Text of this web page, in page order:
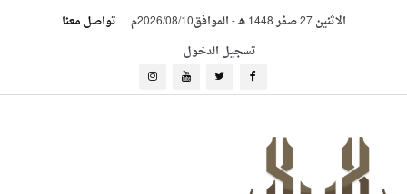
الاثنين 27 صفر 1448 هـ -الموافق2026/08/10م
تواصل معنا
تسجيل الدخول